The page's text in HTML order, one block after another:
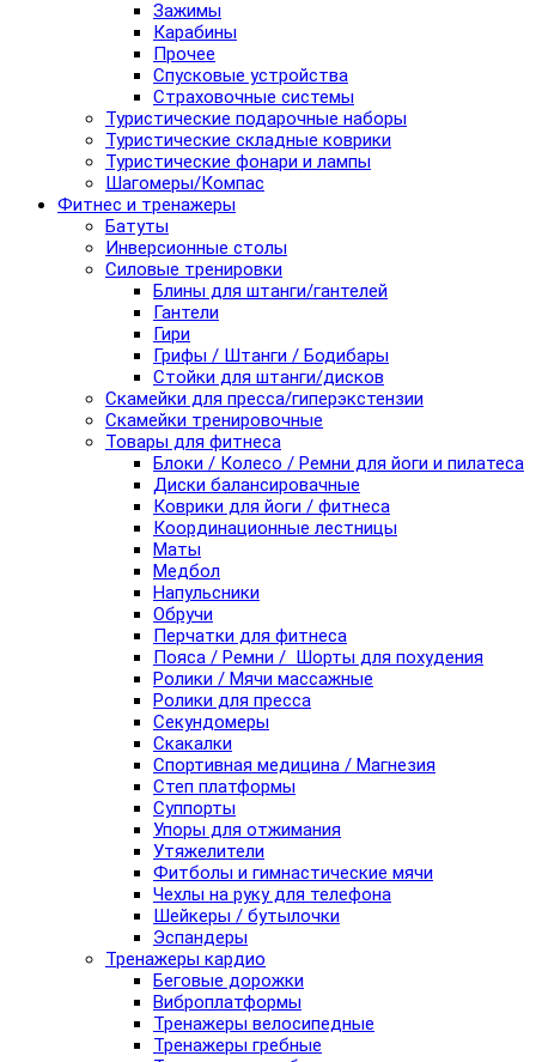
Зажимы
Карабины
Прочее
Спусковые устройства
Страховочные системы
Туристические подарочные наборы
Туристические складные коврики
Туристические фонари и лампы
Шагомеры/Компас
Фитнес и тренажеры
Батуты
Инверсионные столы
Силовые тренировки
Блины для штанги/гантелей
Гантели
Гири
Грифы / Штанги / Бодибары
Стойки для штанги/дисков
Скамейки для пресса/гиперэкстензии
Скамейки тренировочные
Товары для фитнеса
Блоки / Колесо / Ремни для йоги и пилатеса
Диски балансировачные
Коврики для йоги / фитнеса
Координационные лестницы
Маты
Медбол
Напульсники
Обручи
Перчатки для фитнеса
Пояса / Ремни / Шорты для похудения
Ролики / Мячи массажные
Ролики для пресса
Секундомеры
Скакалки
Спортивная медицина / Магнезия
Степ платформы
Суппорты
Упоры для отжимания
Утяжелители
Фитболы и гимнастические мячи
Чехлы на руку для телефона
Шейкеры / бутылочки
Эспандеры
Тренажеры кардио
Беговые дорожки
Виброплатформы
Тренажеры велосипедные
Тренажеры гребные